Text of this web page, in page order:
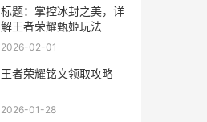
标题：掌控冰封之美，详
解王者荣耀甄姬玩法
2026-02-01
王者荣耀铭文领取攻略
2026-01-28